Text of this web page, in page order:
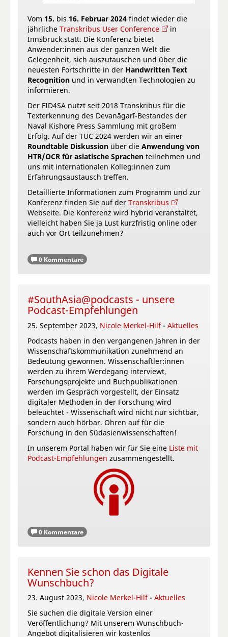
Vom 15. bis 16. Februar 2024 findet wieder die
jährliche Transkribus User Conference
in
Innsbruck statt. Die Konferenz bietet
Anwender:innen aus der ganzen Welt die
Gelegenheit, sich auszutauschen und über die
neuesten Fortschritte in der Handwritten Text
Recognition und in verwandten Technologien zu
informieren.
Der FID4SA nutzt seit 2018 Transkribus für die
Texterkennung des Devanāgarī-Bestandes der
Naval Kishore Press Sammlung mit großem
Erfolg. Auf der TUC 2024 werden wir an einer
Roundtable Diskussion über die Anwendung von
HTR/OCR für asiatische Sprachen teilnehmen und
uns mit internationalen Kolleg:innen zum
Erfahrungsaustausch treffen.
Detaillierte Informationen zum Programm und zur
Konferenz finden Sie auf der Transkribus
Webseite. Die Konferenz wird hybrid veranstaltet,
vielleicht haben Sie ja Lust kurzfristig online oder
auch vor Ort teilzunehmen?
0 Kommentare
#SouthAsia@podcasts - unsere
Podcast-Empfehlungen
25. September 2023, Nicole Merkel-Hilf - Aktuelles
Podcasts haben in den vergangenen Jahren in der
Wissenschaftskommunikation zunehmend an
Bedeutung gewonnen. Wissenschaftler:innen
werden zu ihrem Werdegang interviewt,
Forschungsprojekte und Buchpublikationen
werden im Gespräch vorgestellt, der Einsatz
digitaler Methoden in der Forschung wird
beleuchtet - Wissenschaft wird nicht nur sichtbar,
sondern auch hörbar. Ohren auf für die
Forschung in den Südasienwissenschaften!
In unserem Portal haben wir für Sie eine Liste mit
Podcast-Empfehlungen zusammengestellt.
0 Kommentare
Kennen Sie schon das Digitale
Wunschbuch?
23. August 2023, Nicole Merkel-Hilf - Aktuelles
Sie suchen die digitale Version einer
Veröffentlichung? Mit unserem Wunschbuch-
Angebot digitalisieren wir kostenlos